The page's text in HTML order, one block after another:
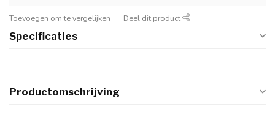
Toevoegen om te vergelijken Deel dit product
Specificaties
Productomschrijving